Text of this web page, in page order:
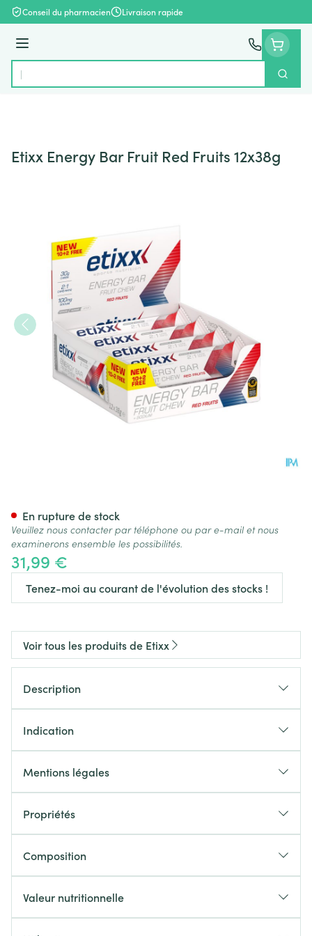
Aller au contenu
Conseil du pharmacien Livraison rapide
Menu
Rechercher
Etixx Energy Bar Fruit Red Fruits 12x38g
31,99 €
Tenez-moi au courant de l'évolution des stocks !
En rupture de stock
Veuillez nous contacter par téléphone ou par e-mail et nous
examinerons ensemble les possibilités.
Voir tous les produits de Etixx
Description
Indication
Mentions légales
Propriétés
Composition
Valeur nutritionnelle